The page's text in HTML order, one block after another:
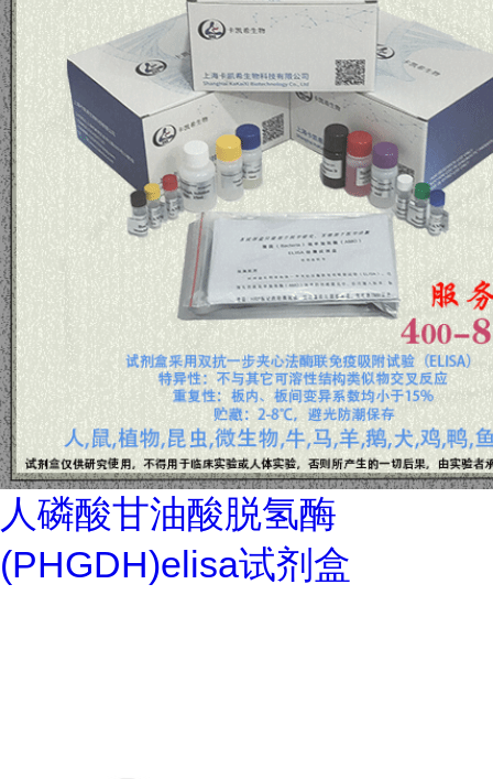
人磷酸甘油酸脱氢酶
(PHGDH)elisa试剂盒